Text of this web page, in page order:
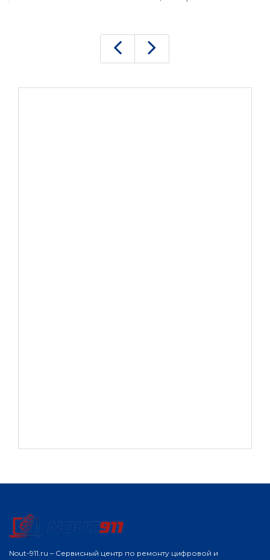
радовать своей работой.
Nout-911.ru – Сервисный центр по ремонту цифровой и